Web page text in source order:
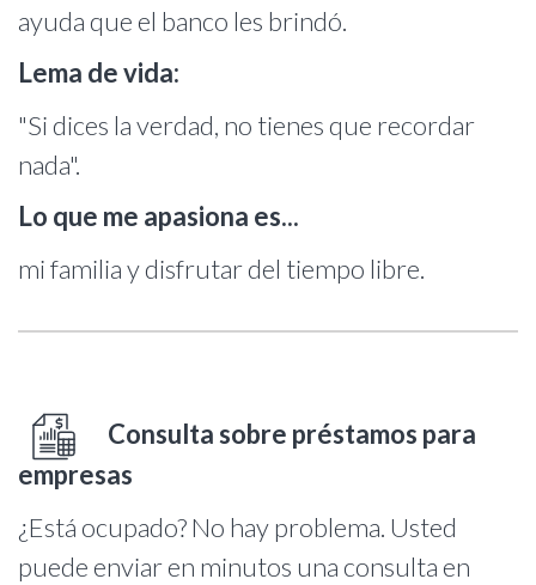
ayuda que el banco les brindó.
Lema de vida:
"Si dices la verdad, no tienes que recordar
nada".
Lo que me apasiona es...
mi familia y disfrutar del tiempo libre.
Consulta sobre préstamos para
empresas
¿Está ocupado? No hay problema. Usted
puede enviar en minutos una consulta en